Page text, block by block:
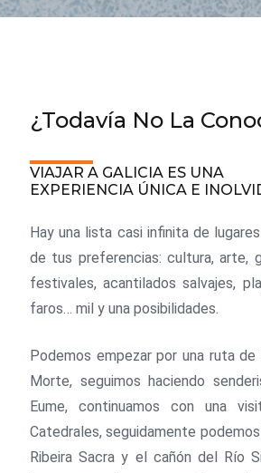
¿Todavía No La
VIAJAR A GALICIA ES UNA
EXPERIENCIA ÚNICA E
Hay una lista casi infinita de
de tus preferencias: cultura, arte,
festivales, acantilados salvajes,
faros… mil y una posibilidades.
Podemos empezar por una ruta
Morte, seguimos haciendo
Eume, continuamos con una
Catedrales, seguidamente
Ribeira Sacra y el cañón del Río